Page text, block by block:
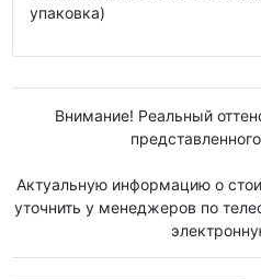
упаковка)
Внимание! Реальный
Актуальную информацию о
уточнить у менеджеров по